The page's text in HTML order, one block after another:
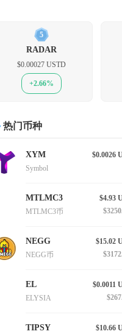
5
RADAR
$0.00027 USTD
+2.66%
热门币种
XYM
Symbol
$0.0026
MTLMC3
MTLMC3币
$4.93
NEGG
NEGG币
$15.02
EL
ELYSIA
$0.0011
TIPSY $10.66